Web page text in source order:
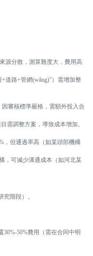
源分散，測算難度大，費用高
道路+管網(wǎng)”）需增加整
審核標準嚴格，需額外投入合
需調整方案，導致成本增加。
，但通過率高（如某頭部機構
，可減少溝通成本（如河北某
究階段） 。
50%費用（需在合同中明